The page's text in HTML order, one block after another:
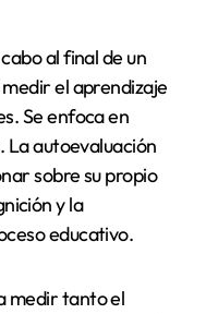
al final de un
el aprendizaje
Se enfoca en
La autoevaluación
sobre su propio
y la
educativo.
medir tanto el